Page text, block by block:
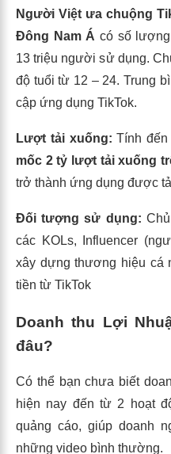
Người Việt ưa chuộng
Đông Nam Á có số
13 triệu người sử dụng.
độ tuổi từ 12 – 24. Trung
cập ứng dụng TikTok.
Lượt tải xuống: Tính
mốc 2 tỷ lượt tải xuống
trở thành ứng dụng được
Đối tượng sử dụng:
các KOLs, Influencer
xây dựng thương hiệu cá
tiền từ TikTok
Doanh thu Lợi
đâu?
Có thể bạn chưa biết
hiện nay đến từ 2 hoạt
quảng cáo, giúp doanh
những video bình thường.